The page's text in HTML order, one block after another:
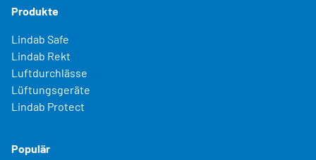
Produkte
Lindab Safe
Lindab Rekt
Luftdurchlässe
Lüftungsgeräte
Lindab Protect
Populär